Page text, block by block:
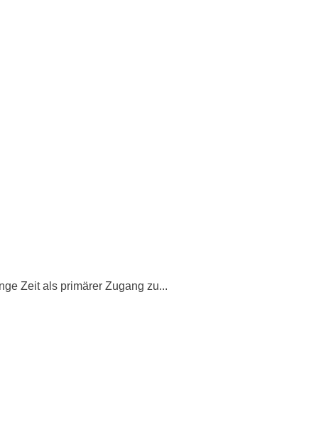
Zeit als primärer Zugang zu...